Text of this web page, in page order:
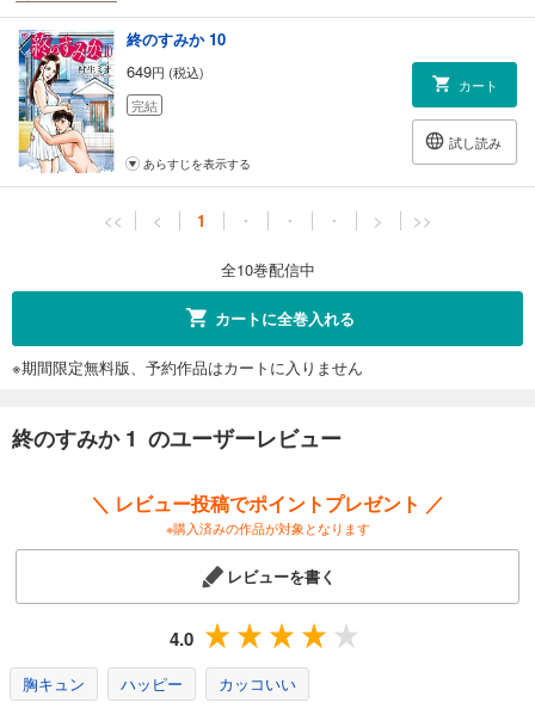
終のすみか 10
649円 (税込)
完結
カート
試し読み
あらすじを表示する
<< < 1 ・ ・ ・ > >>
全10巻配信中
カートに全巻入れる
※期間限定無料版、予約作品はカートに入りません
終のすみか 1 のユーザーレビュー
＼ レビュー投稿でポイントプレゼント ／
※購入済みの作品が対象となります
レビューを書く
4.0
胸キュン ハッピー カッコいい